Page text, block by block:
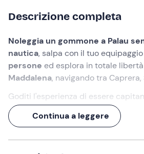
Descrizione completa
Noleggia un gommone a Palau
nautica, salpa con il tuo
persone ed esplora in totale
Maddalena, navigando tra
Goditi l'esperienza di essere
Cosa faremo
Continua a leggere